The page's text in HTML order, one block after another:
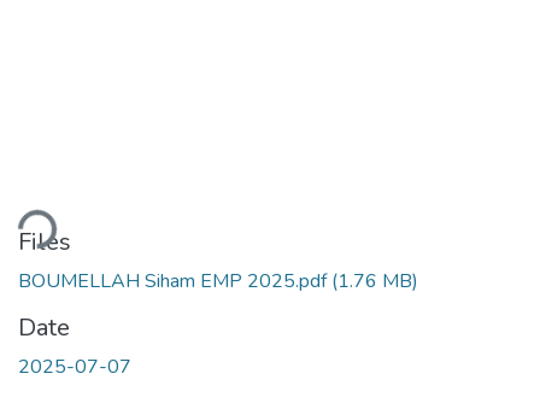
Files
BOUMELLAH Siham EMP 2025.pdf(1.76 MB)
Date
2025-07-07